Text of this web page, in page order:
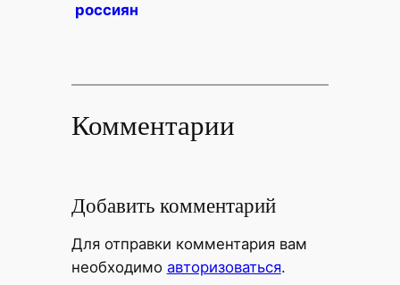
россиян
Комментарии
Добавить комментарий
Для отправки комментария вам
необходимо авторизоваться.